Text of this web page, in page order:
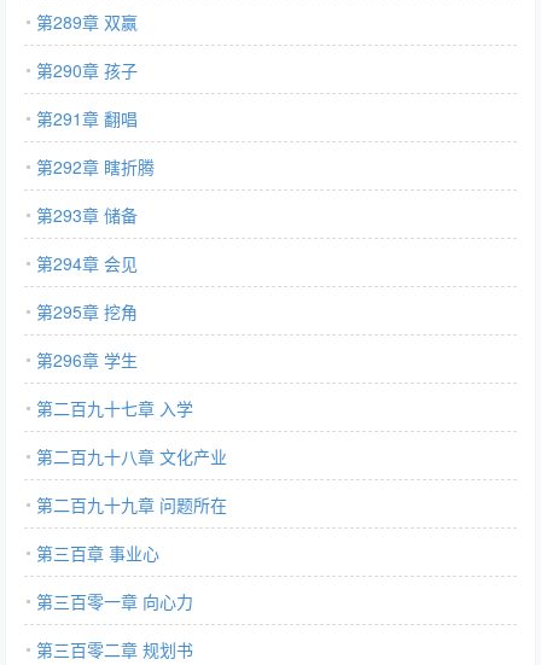
第289章 双赢
第290章 孩子
第291章 翻唱
第292章 瞎折腾
第293章 储备
第294章 会见
第295章 挖角
第296章 学生
第二百九十七章 入学
第二百九十八章 文化产业
第二百九十九章 问题所在
第三百章 事业心
第三百零一章 向心力
第三百零二章 规划书